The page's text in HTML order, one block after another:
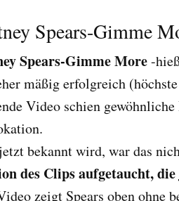
Spears-Gimme
Spears-Gimme More-
mäßig erfolgreich
Video schien
bekannt wird, war das
des Clips aufgetaucht,
zeigt Spears oben ohne